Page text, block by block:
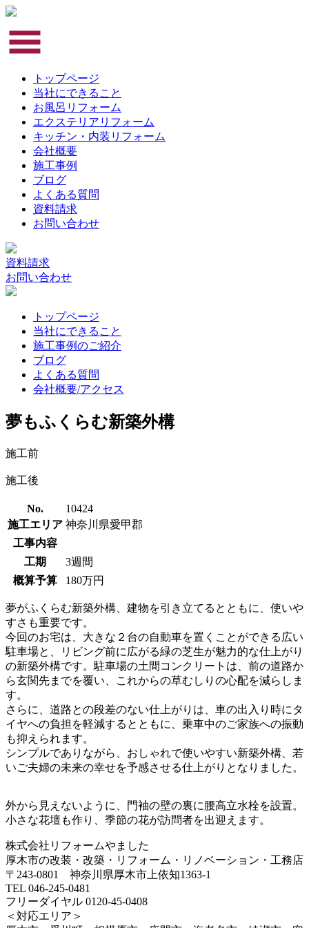
トップページ
当社にできること
お風呂リフォーム
エクステリアリフォーム
キッチン・内装リフォーム
会社概要
施工事例
ブログ
よくある質問
資料請求
お問い合わせ
資料請求
お問い合わせ
トップページ
当社にできること
施工事例のご紹介
ブログ
よくある質問
会社概要/アクセス
夢もふくらむ新築外構
施工前
施工後
No.
10424
施工エリア 神奈川県愛甲郡
工事内容
工期
3週間
概算予算
180万円
夢がふくらむ新築外構、建物を引き立てるとともに、使いや
すさも重要です。
今回のお宅は、大きな２台の自動車を置くことができる広い
駐車場と、リビング前に広がる緑の芝生が魅力的な仕上がり
の新築外構です。駐車場の土間コンクリートは、前の道路か
ら玄関先までを覆い、これからの草むしりの心配を減らしま
す。
さらに、道路との段差のない仕上がりは、車の出入り時にタ
イヤへの負担を軽減するとともに、乗車中のご家族への振動
も抑えられます。
シンプルでありながら、おしゃれで使いやすい新築外構、若
いご夫婦の未来の幸せを予感させる仕上がりとなりました。
外から見えないように、門袖の壁の裏に腰高立水栓を設置。
小さな花壇も作り、季節の花が訪問者を出迎えます。
株式会社リフォームやました
厚木市の改装・改築・リフォーム・リノベーション・工務店
〒243-0801 神奈川県厚木市上依知1363-1
TEL 046-245-0481
フリーダイヤル 0120-45-0408
＜対応エリア＞